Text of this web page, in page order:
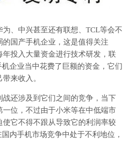
、中兴甚至还有联想、TCL等会不
国产手机企业，这是值得关注
投入大量资金进行技术研发，联
企业当中花费了巨额的资金，它们
来收入。
还涉及到它们之间的竞争，当下
位，不过由于小米等在中低端市
它不得不跟从导致它的利润率较
内手机市场竞争中处于不利地位，